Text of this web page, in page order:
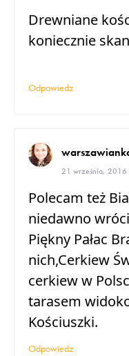
Drewniane
koniecznie
Odpowiedz
21 września,
Polecam też
niedawno
Piękny Pałac
nich,Cerkiew
cerkiew w
tarasem
Kościuszki.
Odpowiedz